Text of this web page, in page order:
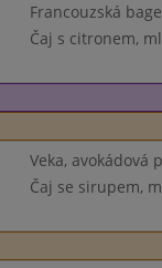
Francouzská
Čaj s citronem,
Veka, avokádová
Čaj se sirupem,